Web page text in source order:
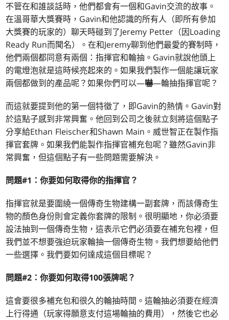
不管在和誰談話時，他們都會有一個和Gavin交流的故事。
在溫哥華大獎賽時，Gavin和他認識的所有人（即所有參加
大獎賽的玩家的）聊天時碰到了Jeremy Petter（因Loading
Ready Run而聞名）。在和Jeremy聊到他們最愛的賽制時，
他們兩個都同意有兩個：指揮官和輪抽。Gavin就說他頭上
的電燈泡就是這時候亮起來的。如果我們製作一個能讓玩家
兩個都做到的產品呢？如果你們可以—嚇—輪抽指揮官呢？
而這就要提到他的第一個特徵了，即Gavin的熱情。Gavin對
於這點子感到非常興奮。他回到公司之後就立刻將這個點子
分享給Ethan Fleischer和Shawn Main。威世智正在製作指
揮官套牌。如果我們能製作指揮官補充包呢？雖然Gavin非
常興奮，但這個點子有一些問題需要解決。
問題#1：你要如何取得你的指揮官？
指揮官就是要圍繞一個傳奇生物建構一副套牌，而該傳奇生
物的顏色身份則會定義你套牌的限制。很明顯地，你必須要
設法抽到一個傳奇生物，這表示它們必須要在補充包裡，但
我們並不想要強迫玩家輪抽一個傳奇生物。我們想要給他們
一些選擇。我們要如何達成這個目標呢？
問題#2：你要如何取得100張牌呢？
這會要很多補充包和很久的輪抽時間。這輪抽必須要在經濟
上行得通（玩家得願意支付這場輪抽的費用），然後它也必